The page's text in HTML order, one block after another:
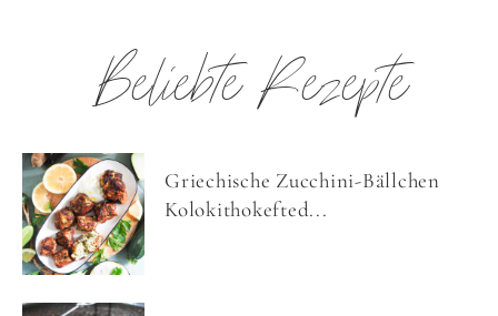
Beliebte Rezepte
Griechische Zucchini-Bällchen
Kolokithokefted...